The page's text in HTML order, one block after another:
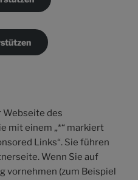
Webseite des
mit einem „*“ markiert
Links“. Sie führen
Wenn Sie auf
vornehmen (zum Beispiel